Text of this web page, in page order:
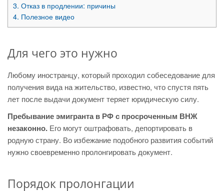
3. Отказ в продлении: причины
4. Полезное видео
Для чего это нужно
Любому иностранцу, который проходил собеседование для
получения вида на жительство, известно, что спустя пять
лет после выдачи документ теряет юридическую силу.
Пребывание эмигранта в РФ с просроченным ВНЖ
незаконно. Его могут оштрафовать, депортировать в
родную страну. Во избежание подобного развития событий
нужно своевременно пролонгировать документ.
Порядок пролонгации